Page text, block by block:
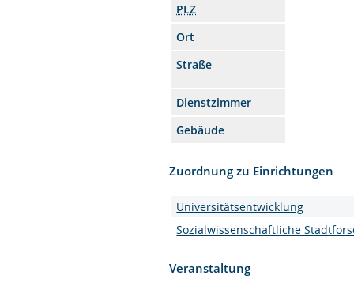
PLZ
Ort
Straße
Dienstzimmer
Gebäude
Zuordnung zu Einrichtungen
Universitätsentwicklung
Sozialwissenschaftliche
Veranstaltung